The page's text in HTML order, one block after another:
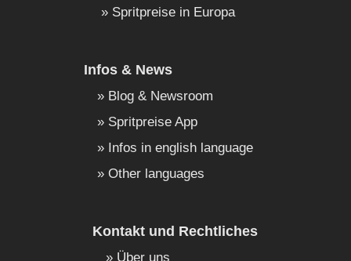
Spritpreise in Europa
Infos & News
Blog & Newsroom
Spritpreise App
Infos in english language
Other languages
Kontakt und Rechtliches
Über uns